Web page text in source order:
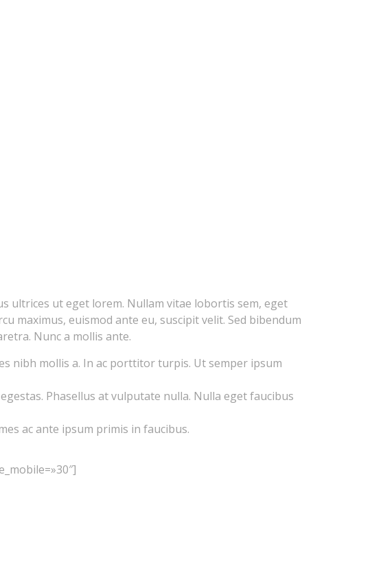
ultrices ut eget lorem. Nullam vitae lobortis sem, eget
maximus, euismod ante eu, suscipit velit. Sed bibendum
Nunc a mollis ante.
nibh mollis a. In ac porttitor turpis. Ut semper ipsum
Phasellus at vulputate nulla. Nulla eget faucibus
ac ante ipsum primis in faucibus.